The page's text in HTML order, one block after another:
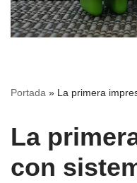
Portada » La primera
La
con